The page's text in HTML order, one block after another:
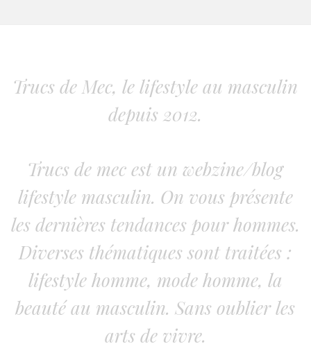
Trucs de Mec, le lifestyle au masculin
depuis 2012.
Trucs de mec est un webzine/blog
lifestyle masculin. On vous présente
les dernières tendances pour hommes.
Diverses thématiques sont traitées :
lifestyle homme, mode homme, la
beauté au masculin. Sans oublier les
arts de vivre.